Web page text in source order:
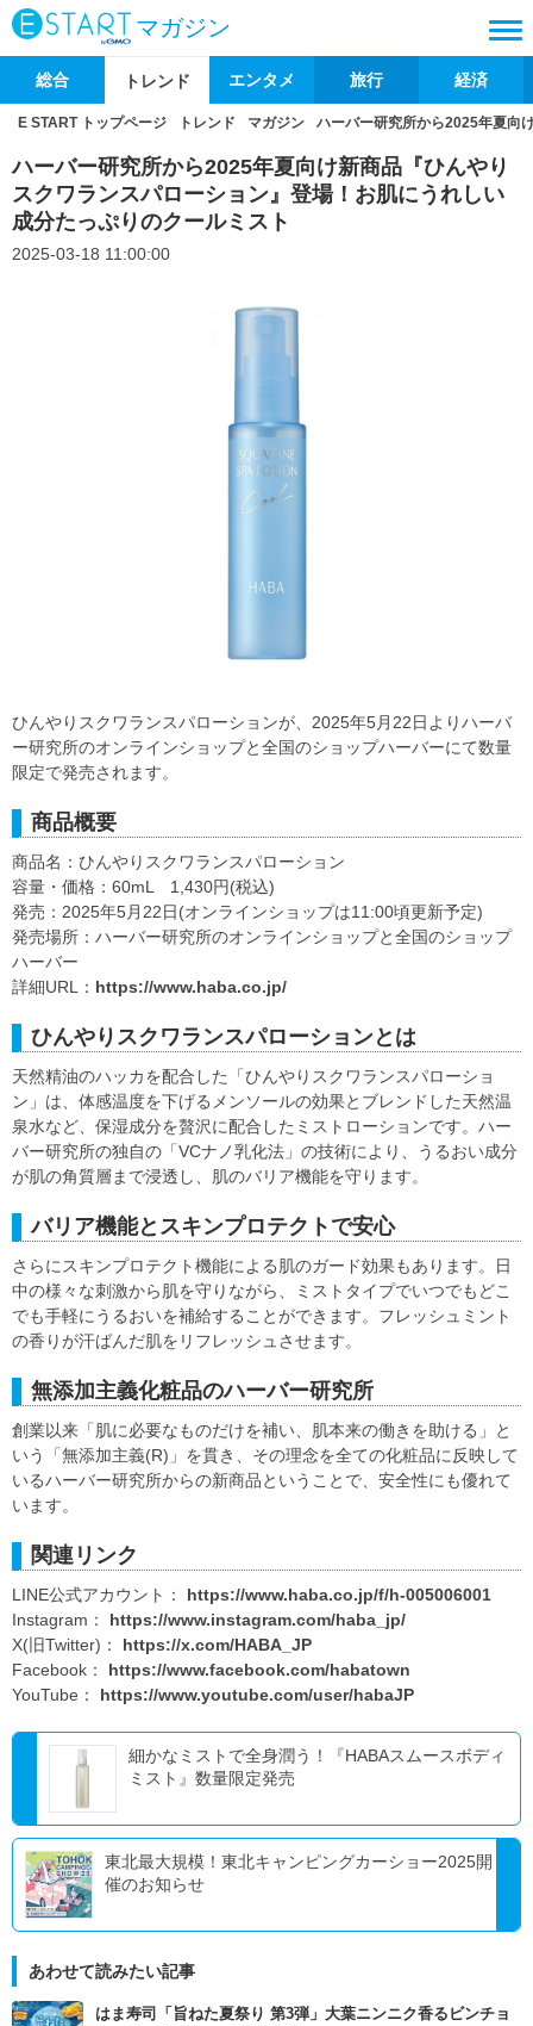
マガジン
総合 トレンド エンタメ 旅行 経済
E START トップページ トレンド マガジン ハーバー研究所から2025年夏向
ハーバー研究所から2025年夏向け新商品『ひんやり
スクワランスパローション』登場！お肌にうれしい
成分たっぷりのクールミスト
2025-03-18 11:00:00
ひんやりスクワランスパローションが、2025年5月22日よりハーバ
ー研究所のオンラインショップと全国のショップハーバーにて数量
限定で発売されます。
商品概要
商品名：ひんやりスクワランスパローション
容量・価格：60mL 1,430円(税込)
発売：2025年5月22日(オンラインショップは11:00頃更新予定)
発売場所：ハーバー研究所のオンラインショップと全国のショップ
ハーバー
詳細URL： https://www.haba.co.jp/
ひんやりスクワランスパローションとは
天然精油のハッカを配合した「ひんやりスクワランスパローショ
ン」は、体感温度を下げるメンソールの効果とブレンドした天然温
泉水など、保湿成分を贅沢に配合したミストローションです。ハー
バー研究所の独自の「VCナノ乳化法」の技術により、うるおい成分
が肌の角質層まで浸透し、肌のバリア機能を守ります。
バリア機能とスキンプロテクトで安心
さらにスキンプロテクト機能による肌のガード効果もあります。日
中の様々な刺激から肌を守りながら、ミストタイプでいつでもどこ
でも手軽にうるおいを補給することができます。フレッシュミント
の香りが汗ばんだ肌をリフレッシュさせます。
無添加主義化粧品のハーバー研究所
創業以来「肌に必要なものだけを補い、肌本来の働きを助ける」と
いう「無添加主義(R)」を貫き、その理念を全ての化粧品に反映して
いるハーバー研究所からの新商品ということで、安全性にも優れて
います。
関連リンク
LINE公式アカウント： https://www.haba.co.jp/f/h-005006001
Instagram： https://www.instagram.com/haba_jp/
X(旧Twitter)： https://x.com/HABA_JP
Facebook： https://www.facebook.com/habatown
YouTube： https://www.youtube.com/user/habaJP
細かなミストで全身潤う！『HABAスムースボディ
ミスト』数量限定発売
東北最大規模！東北キャンピングカーショー2025開
催のお知らせ
あわせて読みたい記事
はま寿司「旨ねた夏祭り 第3弾」大葉ニンニク香るビンチョ